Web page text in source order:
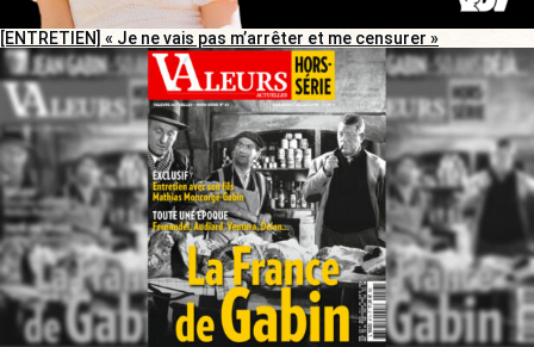
[ENTRETIEN] « Je ne vais pas m’arrêter et me censurer »